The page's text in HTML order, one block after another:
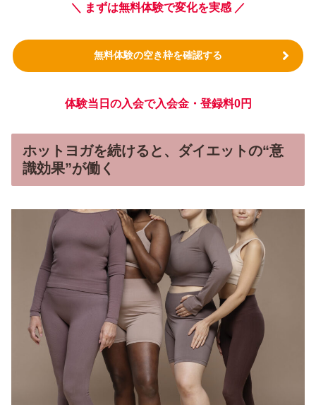
＼ まずは無料体験で変化を実感 ／
無料体験の空き枠を確認する
体験当日の入会で入会金・登録料0円
ホットヨガを続けると、ダイエットの“意
識効果”が働く